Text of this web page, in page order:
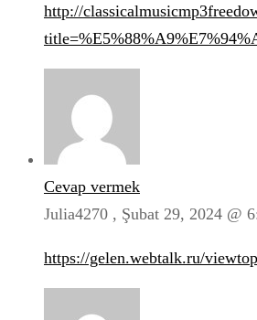
http://
Cevap vermek
Julia4270 , Şubat 29, 2024 @
https://gelen.webtalk.ru/